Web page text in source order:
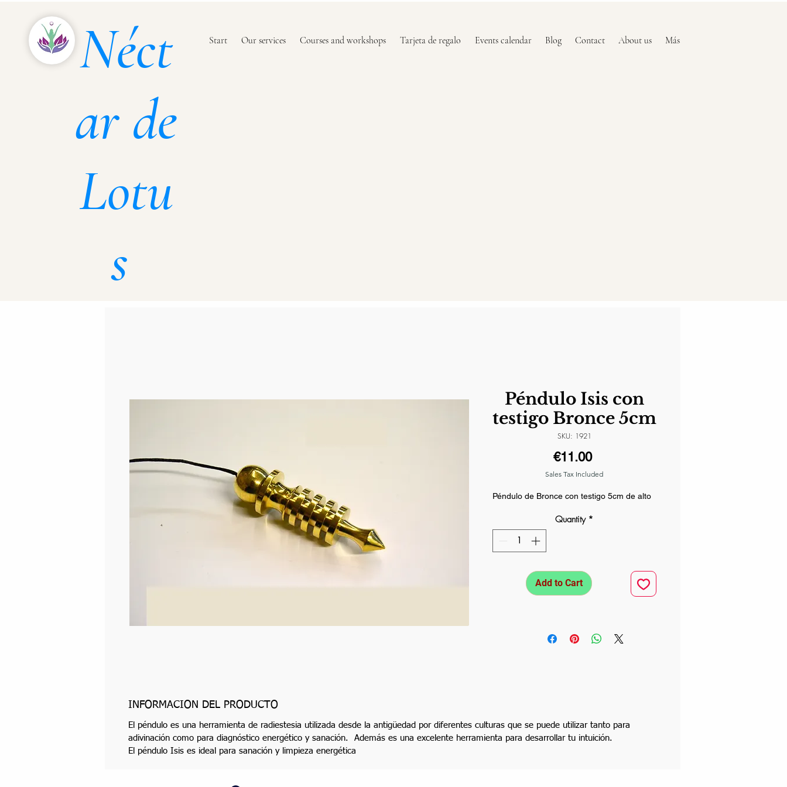
Néct
ar de
Lotu
s
Start Our services Courses and workshops Tarjeta de regalo Events calendar Blog Contact About us Más
Péndulo Isis con
testigo Bronce 5cm
SKU: 1921
€11.00Price
Sales Tax Included
Péndulo de Bronce con testigo 5cm de alto
Quantity *
Add to Cart
INFORMACIÓN DEL PRODUCTO
El péndulo es una herramienta de radiestesia utilizada desde la antigüedad por diferentes culturas que se puede utilizar tanto para
adivinación como para diagnóstico energético y sanación. Además es una excelente herramienta para desarrollar tu intuición.
El péndulo Isis es ideal para sanación y limpieza energética